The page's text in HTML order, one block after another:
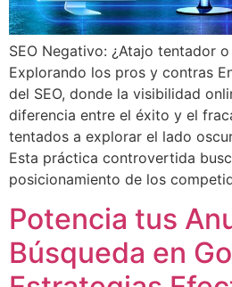
SEO Negativo: ¿Atajo tentador
Explorando los pros y contras
del SEO, donde la visibilidad
diferencia entre el éxito y el
tentados a explorar el lado
Esta práctica controvertida
posicionamiento de los
Potencia tus
Búsqueda en